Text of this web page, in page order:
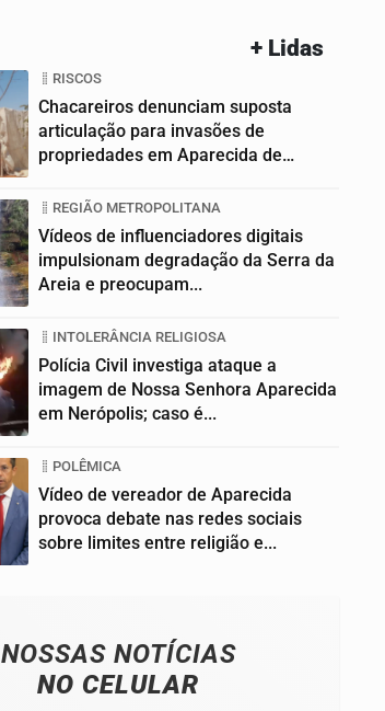
+ Lidas
RISCOS
Chacareiros denunciam suposta
articulação para invasões de
propriedades em Aparecida de
REGIÃO METROPOLITANA
Vídeos de influenciadores digitais
impulsionam degradação da Serra da
Areia e preocupam...
INTOLERÂNCIA RELIGIOSA
Polícia Civil investiga ataque a
imagem de Nossa Senhora Aparecida
em Nerópolis; caso é...
POLÊMICA
Vídeo de vereador de Aparecida
provoca debate nas redes sociais
sobre limites entre religião e...
NOSSAS NOTÍCIAS
NO CELULAR